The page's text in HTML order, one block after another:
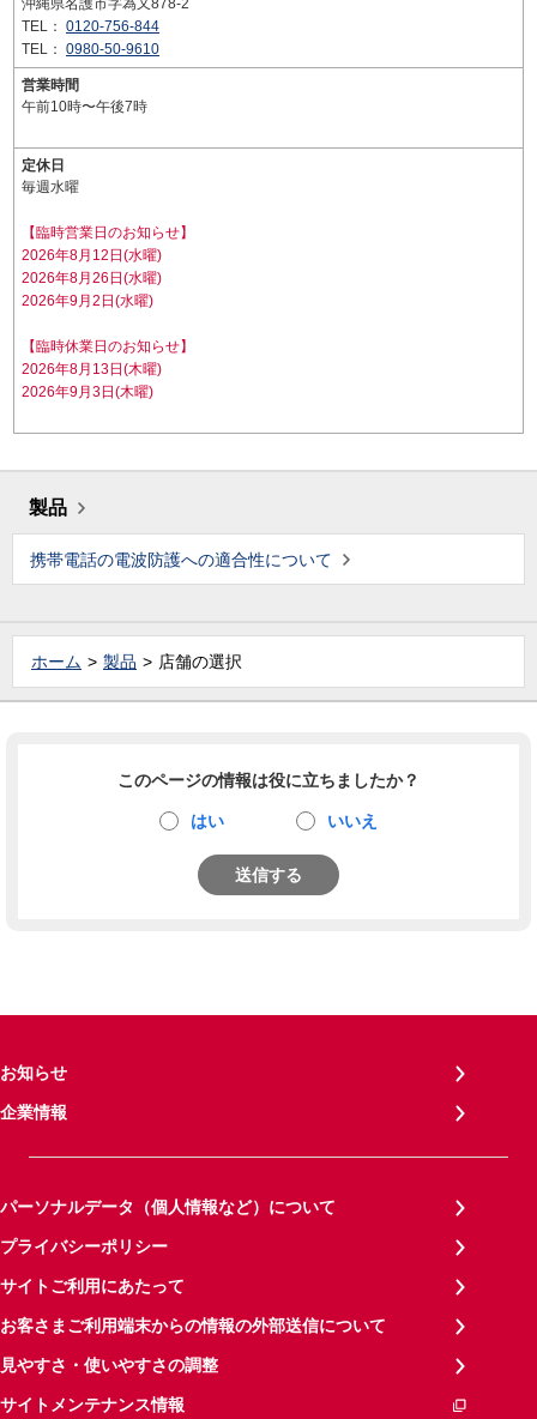
沖縄県名護市字為又878-2
TEL： 0120-756-844
TEL： 0980-50-9610
営業時間
午前10時〜午後7時
定休日
毎週水曜
【臨時営業日のお知らせ】
2026年8月12日(水曜)
2026年8月26日(水曜)
2026年9月2日(水曜)
【臨時休業日のお知らせ】
2026年8月13日(木曜)
2026年9月3日(木曜)
製品
携帯電話の電波防護への適合性について
ホーム 製品 店舗の選択
このページの情報は役に立ちましたか？
はい いいえ
送信する
お知らせ
企業情報
パーソナルデータ（個人情報など）について
プライバシーポリシー
サイトご利用にあたって
お客さまご利用端末からの情報の外部送信について
見やすさ・使いやすさの調整
サイトメンテナンス情報